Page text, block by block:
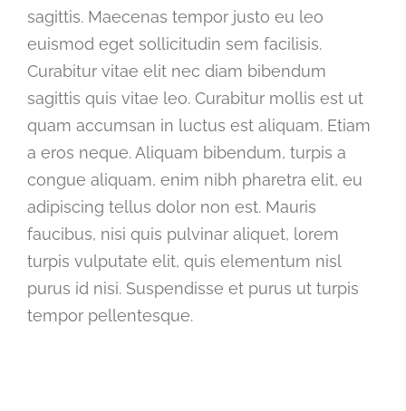
Visie & Beleid
Contact
Rondleiding
Aanmelden
sagittis. Maecenas tempor justo eu leo
euismod eget sollicitudin sem facilisis.
Curabitur vitae elit nec diam bibendum
sagittis quis vitae leo. Curabitur mollis est ut
quam accumsan in luctus est aliquam. Etiam
a eros neque. Aliquam bibendum, turpis a
congue aliquam, enim nibh pharetra elit, eu
adipiscing tellus dolor non est. Mauris
faucibus, nisi quis pulvinar aliquet, lorem
turpis vulputate elit, quis elementum nisl
purus id nisi. Suspendisse et purus ut turpis
tempor pellentesque.